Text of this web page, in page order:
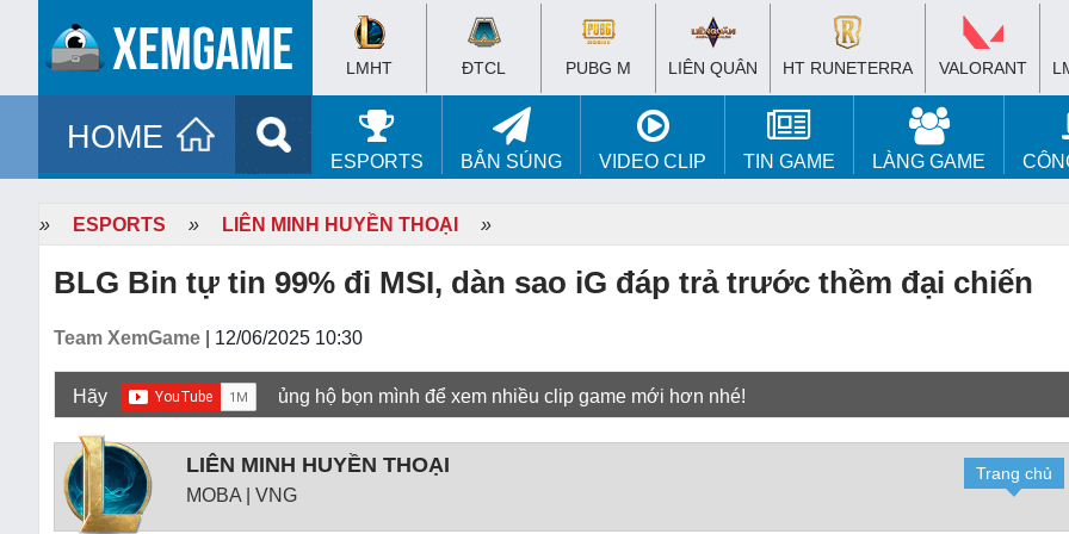
LMHT ĐTCL PUBG M LIÊN QUÂN HT RUNETERRA VALORANT
HOME
ESPORTS BẮN SÚNG VIDEO CLIP TIN GAME LÀNG GAME
» ESPORTS » LIÊN MINH HUYỀN THOẠI »
BLG Bin tự tin 99% đi MSI, dàn sao iG đáp trả trước thềm đại chiến
Team XemGame | 12/06/2025 10:30
Hãy ủng hộ bọn mình để xem nhiều clip game mới hơn nhé!
LIÊN MINH HUYỀN THOẠI
MOBA | VNG
Trang chủ